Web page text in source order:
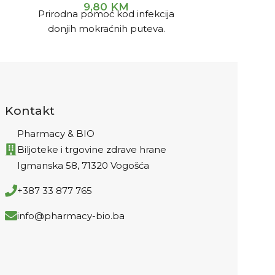
9,80 KM
Prirodna pomoć kod infekcija
donjih mokraćnih puteva.
Kontakt
Pharmacy & BIO
Biljoteke i trgovine zdrave hrane
Igmanska 58, 71320 Vogošća
+387 33 877 765
info@pharmacy-bio.ba